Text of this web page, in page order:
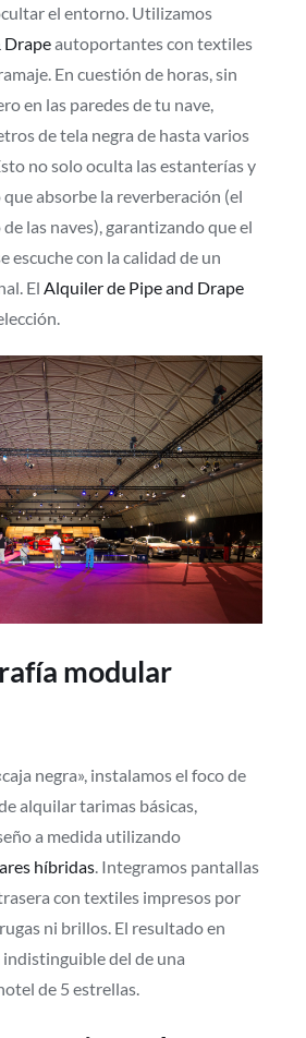
el entorno. Utilizamos
Drapeautoportantes con textiles
En cuestión de horas, sin
en las paredes de tu nave,
de tela negra de hasta varios
no solo oculta las estanterías y
absorbe la reverberación (el
las naves), garantizando que el
escuche con la calidad de un
El Alquiler de Pipe and Drape
modular
negra», instalamos el foco de
alquilar tarimas básicas,
a medida utilizando
híbridas . Integramos pantallas
con textiles impresos por
ni brillos. El resultado en
del de una
de 5 estrellas.